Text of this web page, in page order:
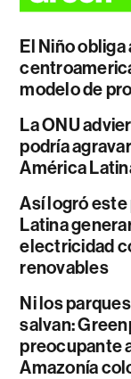
El Niño
modelo de
La ONU
podría
América
Así logró este
Latina
electricidad
renovables
Ni los
salvan:
preocupante
Amazonía